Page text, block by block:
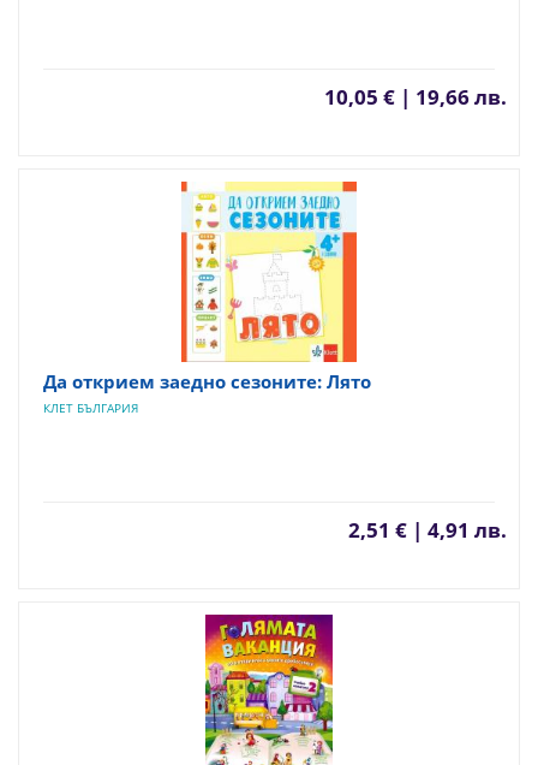
10,05 € | 19,66 лв.
Да открием заедно сезоните: Лято
КЛЕТ БЪЛГАРИЯ
2,51 € | 4,91 лв.